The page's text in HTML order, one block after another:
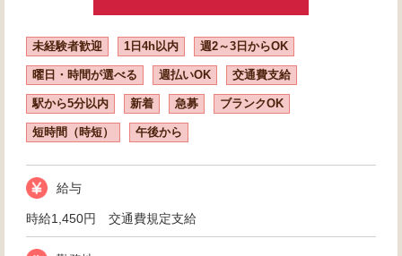
未経験者歓迎 1日4h以内 週2～3日からOK
曜日・時間が選べる 週払いOK 交通費支給
駅から5分以内 新着 急募 ブランクOK
短時間（時短） 午後から
給与
時給1,450円 交通費規定支給